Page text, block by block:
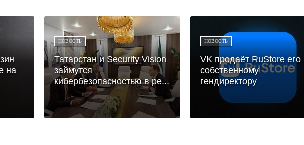
на
НОВОСТЬ
Татарстан и Security Vision
займутся
кибербезопасностью в ре...
НОВОСТЬ
VK продаёт RuStore его
собственному
гендиректору